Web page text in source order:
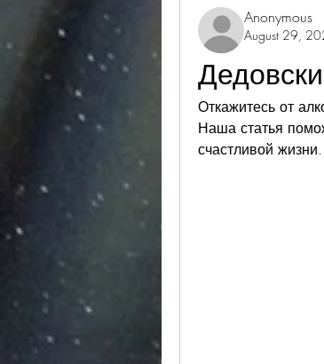
Anonymous
August 29,
Откажитесь от
Наша статья
счастливой жизни.